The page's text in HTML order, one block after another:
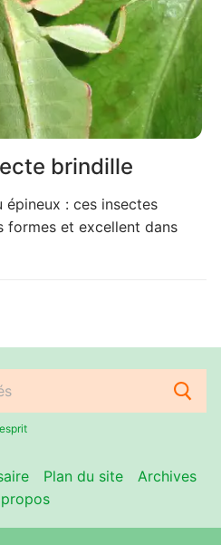
brindille
épineux : ces insectes
formes et excellent dans
esprit
Plan du site
Archives